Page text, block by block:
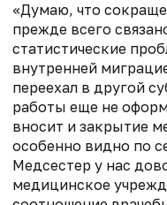
«Думаю, что
прежде всего
статистические
внутренней
переехал в другой
работы еще не
вносит и закрытие
особенно видно по
Медсестер у нас
медицинское